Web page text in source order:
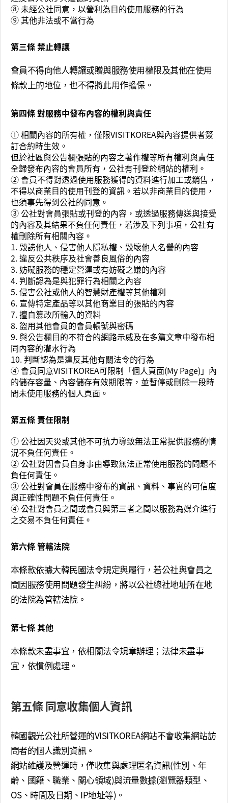
⑧ 未經公社同意，以營利為目的使用服務的行為
⑨ 其他非法或不當行為
第三條 禁止轉讓
會員不得向他人轉讓或贈與服務使用權限及其他在使用
條款上的地位，也不得將此用作擔保。
第四條 對服務中發布內容的權利與責任
① 相關內容的所有權，僅限VISITKOREA與內容提供者簽
訂合約時生效。
但於社區與公告欄張貼的內容之著作權等所有權利與責任
全歸發布內容的會員所有，公社有刊登於網站的權利。
② 會員不得對透過使用服務獲得的資料進行加工或銷售，
不得以商業目的使用刊登的資訊。若以非商業目的使用，
也須事先得到公社的同意。
③ 公社對會員張貼或刊登的內容，或透過服務傳送與接受
的內容及其結果不負任何責任，若涉及下列事項，公社有
權刪除所有相關內容。
1. 毁謗他人、侵害他人隱私權、毁壞他人名譽的內容
2. 違反公共秩序及社會善良風俗的內容
3. 妨礙服務的穩定營運或有妨礙之嫌的內容
4. 判斷認為是與犯罪行為相關之內容
5. 侵害公社或他人的智慧財產權等其他權利
6. 宣傳特定產品等以其他商業目的張貼的內容
7. 擅自篡改所輸入的資料
8. 盜用其他會員的會員帳號與密碼
9. 與公告欄目的不符合的網路示威及在多篇文章中發布相
同內容的灌水行為
10. 判斷認為是違反其他有關法令的行為
④ 會員同意VISITKOREA可限制「個人頁面(My Page)」內
的儲存容量、內容儲存有效期限等，並暫停或刪除一段時
間未使用服務的個人頁面。
第五條 責任限制
① 公社因天災或其他不可抗力導致無法正常提供服務的情
況不負任何責任。
② 公社對因會員自身事由導致無法正常使用服務的問題不
負任何責任。
③ 公社對會員在服務中發布的資訊、資料、事實的可信度
與正確性問題不負任何責任。
④ 公社對會員之間或會員與第三者之間以服務為媒介進行
之交易不負任何責任。
第六條 管轄法院
本條款依據大韓民國法令規定與履行，若公社與會員之
間因服務使用問題發生糾紛，將以公社總社地址所在地
的法院為管轄法院。
第七條 其他
本條款未盡事宜，依相關法令規章辦理；法律未盡事
宜，依慣例處理。
第五條 同意收集個人資訊
韓國觀光公社所營運的VISITKOREA網站不會收集網站訪
問者的個人識別資訊。
網站維護及營運時，僅收集與處理匿名資訊(性別、年
齡、國籍、職業、關心領域)與流量數據(瀏覽器類型、
OS、時間及日期、IP地址等)。